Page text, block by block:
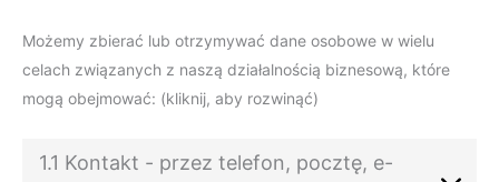
Możemy zbierać lub otrzymywać dane osobowe w wielu
celach związanych z naszą działalnością biznesową, które
mogą obejmować: (kliknij, aby rozwinąć)
1.1 Kontakt - przez telefon, pocztę, e-